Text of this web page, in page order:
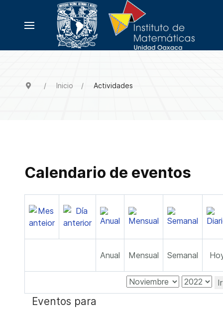
Inicio Actividades
Calendario de eventos
Anual Mensual Semanal
Eventos para